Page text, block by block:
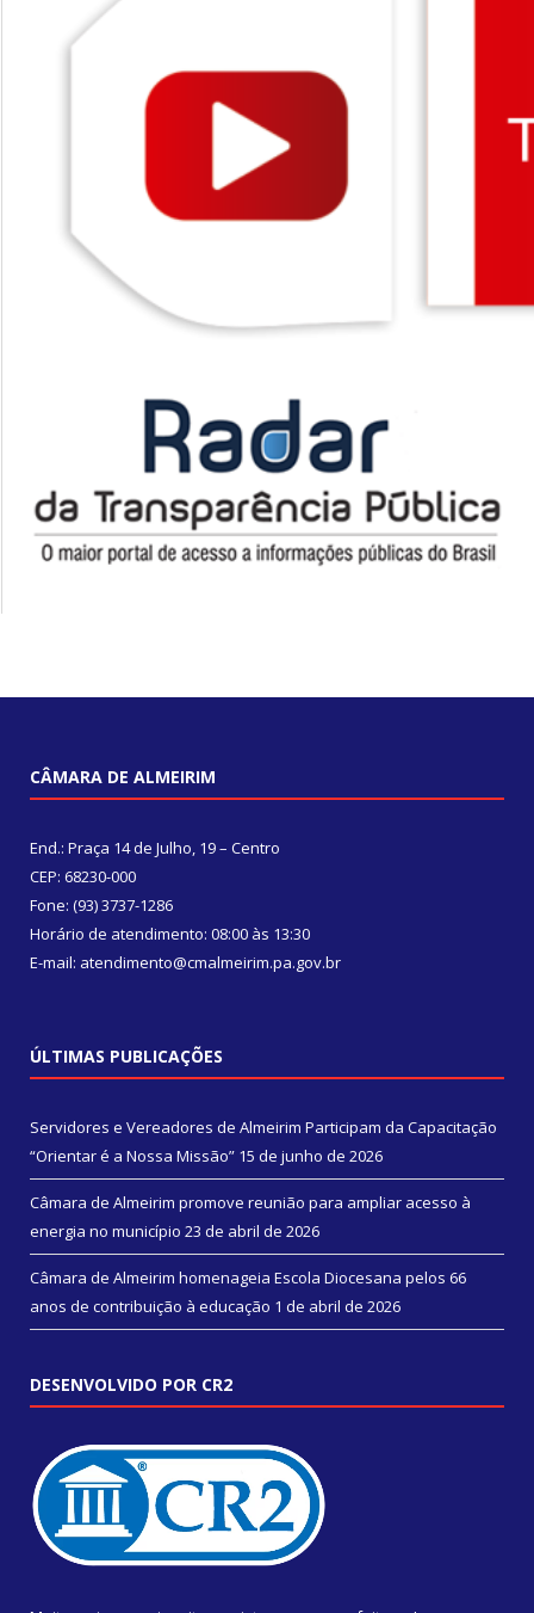
CÂMARA DE ALMEIRIM
End.: Praça 14 de Julho, 19 – Centro
CEP: 68230-000
Fone: (93) 3737-1286
Horário de atendimento: 08:00 às 13:30
E-mail: atendimento@cmalmeirim.pa.gov.br
ÚLTIMAS PUBLICAÇÕES
Servidores e Vereadores de Almeirim Participam da Capacitação
“Orientar é a Nossa Missão” 15 de junho de 2026
Câmara de Almeirim promove reunião para ampliar acesso à
energia no município 23 de abril de 2026
Câmara de Almeirim homenageia Escola Diocesana pelos 66
anos de contribuição à educação 1 de abril de 2026
DESENVOLVIDO POR CR2